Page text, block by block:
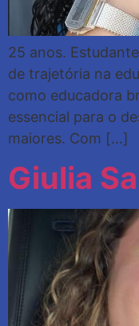
25 anos.
de trajetória na
como educadora
essencial para o
maiores. Com […]
Giulia